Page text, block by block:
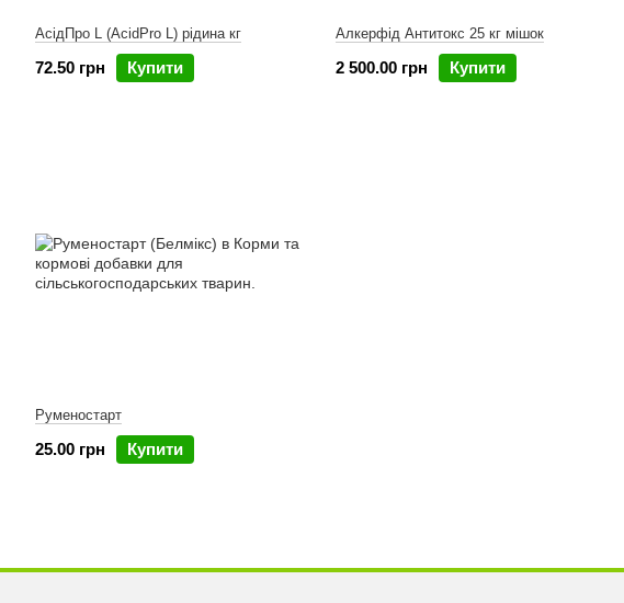
АсідПро L (AcidPro L) рідина кг
72.50 грн Купити
Алкерфід Антитокс 25 кг мішок
2 500.00 грн Купити
Руменостарт
25.00 грн Купити